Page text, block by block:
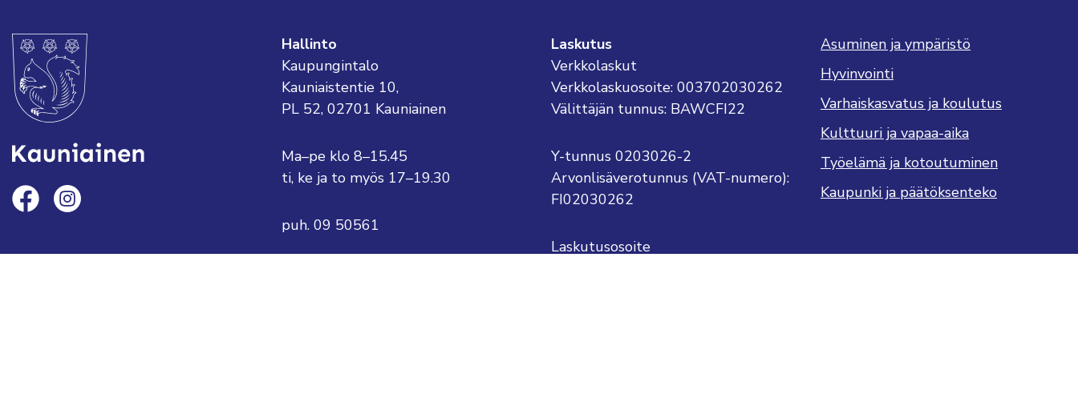
Hallinto
Kaupungintalo
Kauniaistentie 10,
PL 52, 02701 Kauniainen
Ma–pe klo 8–15.45
ti, ke ja to myös 17–19.30
puh. 09 50561
Laskutus
Verkkolaskut
Verkkolaskuosoite: 003702030262
Välittäjän tunnus: BAWCFI22
Y-tunnus 0203026-2
Arvonlisäverotunnus (VAT-numero):
FI02030262
Laskutusosoite
Asuminen ja ympäristö
Hyvinvointi
Varhaiskasvatus ja koulutus
Kulttuuri ja vapaa-aika
Työelämä ja kotoutuminen
Kaupunki ja päätöksenteko